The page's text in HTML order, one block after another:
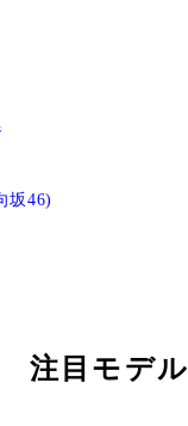
坂46)
注目モデル